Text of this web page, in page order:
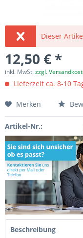
Dieser
12,50 € *
inkl. MwSt.zzgl.
Lieferzeit ca. 8-10
Merken
Artikel-Nr.:
Beschreibung